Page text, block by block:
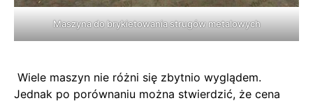
Maszyna do brykietowania strugów metalowych
Wiele maszyn nie różni się zbytnio wyglądem.
Jednak po porównaniu można stwierdzić, że cena